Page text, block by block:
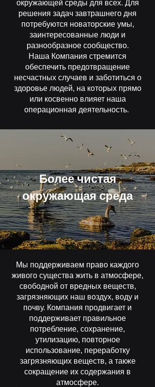
окружающей среды для всех. Для
решения задач завтрашнего дня
потребуются новаторские умы,
заинтересованные люди и
разнообразное сообщество.
Наша Компания стремится
обеспечить предотвращение
несчастных случаев и заботиться о
здоровье людей, на которых прямо
или косвенно влияет наша
операционная деятельность.
Более чистая
окружающая среда
Мы поддерживаем право каждого
живого существа жить в атмосфере,
свободной от вредных веществ,
загрязняющих наш воздух, воду и
почву. Компания продвигает и
поддерживает правильное
потребление, сохранение,
утилизацию, повторное
использование, переработку
загрязняющих веществ, а также
сокращение их содержания в
атмосфере.